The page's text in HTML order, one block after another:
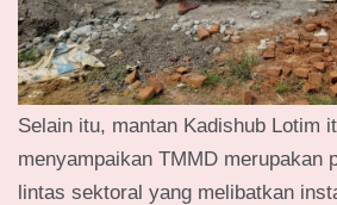
Selain itu, mantan Kadishub Lotim
menyampaikan TMMD merupakan
lintas sektoral yang melibatkan